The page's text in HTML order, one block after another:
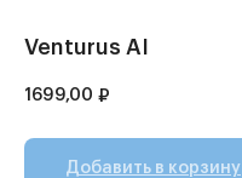
Venturus AI
1699,00 ₽
Добавить в корзину